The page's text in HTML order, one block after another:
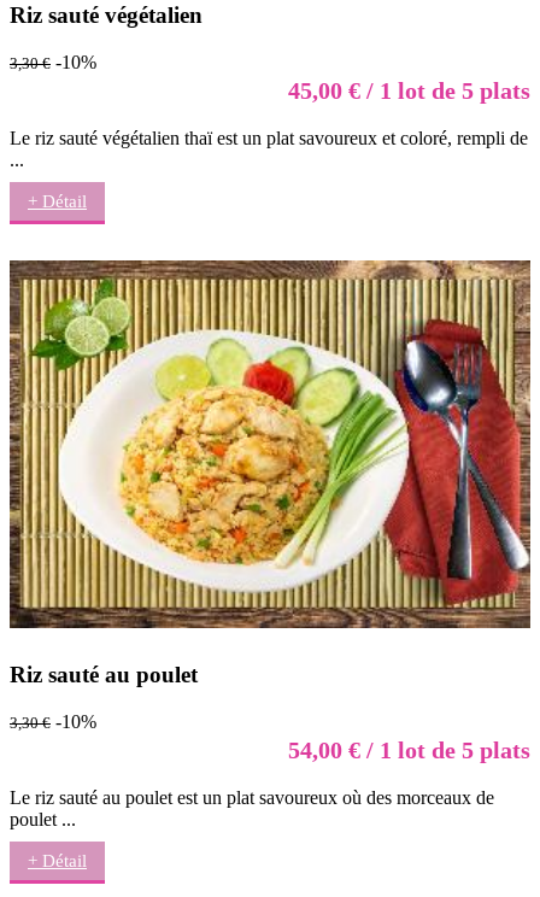
Riz sauté végétalien
3,30 € -10%
45,00 € / 1 lot de 5 plats
Le riz sauté végétalien thaï est un plat savoureux et coloré, rempli de
...
+ Détail
Riz sauté au poulet
3,30 € -10%
54,00 € / 1 lot de 5 plats
Le riz sauté au poulet est un plat savoureux où des morceaux de
poulet ...
+ Détail